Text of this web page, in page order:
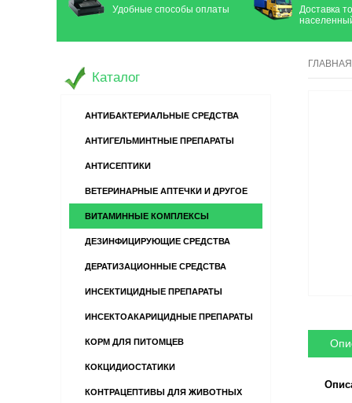
Удобные способы оплаты
Доставка
ГЛАВНАЯ
Каталог
АНТИБАКТЕРИАЛЬНЫЕ СРЕДСТВА
АНТИГЕЛЬМИНТНЫЕ ПРЕПАРАТЫ
АНТИСЕПТИКИ
ВЕТЕРИНАРНЫЕ АПТЕЧКИ И ДРУГОЕ
ВИТАМИННЫЕ КОМПЛЕКСЫ
ДЕЗИНФИЦИРУЮЩИЕ СРЕДСТВА
ДЕРАТИЗАЦИОННЫЕ СРЕДСТВА
ИНСЕКТИЦИДНЫЕ ПРЕПАРАТЫ
ИНСЕКТОАКАРИЦИДНЫЕ ПРЕПАРАТЫ
КОРМ ДЛЯ ПИТОМЦЕВ
КОКЦИДИОСТАТИКИ
КОНТРАЦЕПТИВЫ ДЛЯ ЖИВОТНЫХ